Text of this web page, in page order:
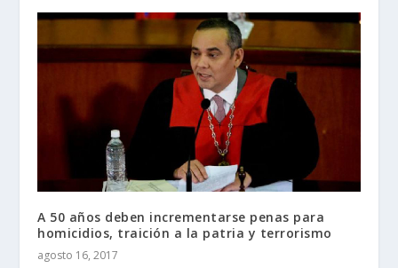
A 50 años deben incrementarse penas para
homicidios, traición a la patria y terrorismo
agosto 16, 2017